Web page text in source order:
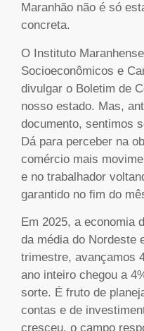
Maranhão não é só
concreta.
O Instituto
Socioeconômicos e
divulgar o Boletim de
nosso estado. Mas,
documento, sentimos
Dá para perceber na
comércio mais
e no trabalhador
garantido no fim do
Em 2025, a economia
da média do Nordeste
trimestre, avançamos
ano inteiro chegou a
sorte. É fruto de
contas e de
cresceu, o campo